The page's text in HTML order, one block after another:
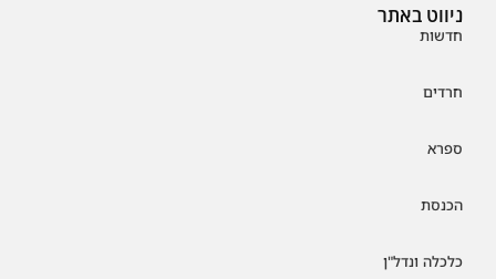
ניווט באתר
חדשות
חרדים
ספרא
הכנסת
כלכלה ונדל"ן